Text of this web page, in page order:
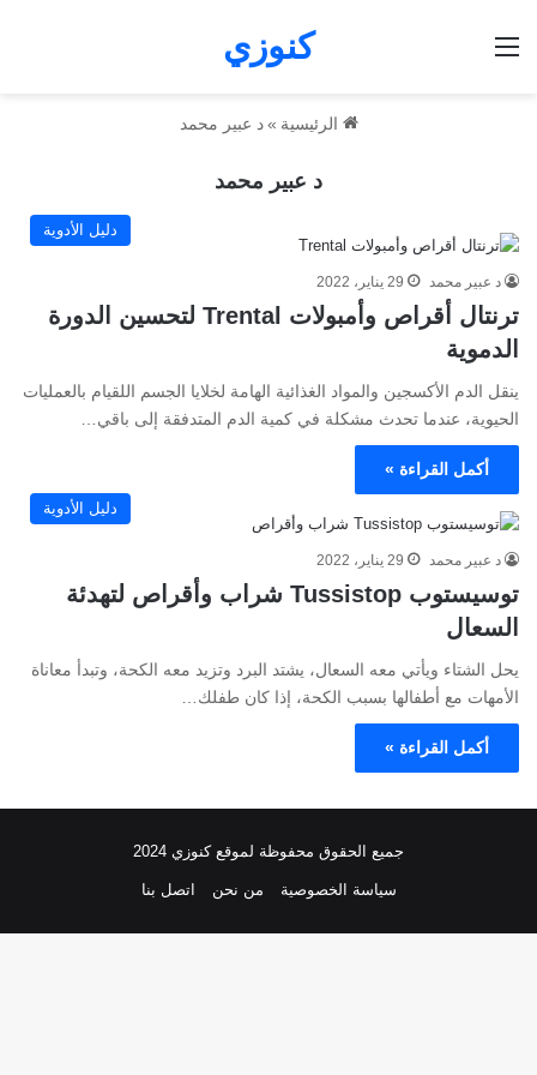
كنوزي
الرئيسية » د عبير محمد
د عبير محمد
دليل الأدوية
د عبير محمد 29 يناير، 2022
ترنتال أقراص وأمبولات Trental لتحسين الدورة
الدموية
ينقل الدم الأكسجين والمواد الغذائية الهامة لخلايا الجسم اللقيام بالعمليات
الحيوية، عندما تحدث مشكلة في كمية الدم المتدفقة إلى باقي…
أكمل القراءة »
دليل الأدوية
د عبير محمد 29 يناير، 2022
توسيستوب Tussistop شراب وأقراص لتهدئة
السعال
يحل الشتاء ويأتي معه السعال، يشتد البرد وتزيد معه الكحة، وتبدأ معاناة
الأمهات مع أطفالها بسبب الكحة، إذا كان طفلك…
أكمل القراءة »
جميع الحقوق محفوظة لموقع كنوزي 2024
سياسة الخصوصية من نحن اتصل بنا